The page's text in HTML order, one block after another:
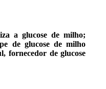
a glucose de milho;
de glucose de milho
fornecedor de glucose